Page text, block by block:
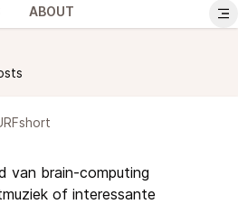
ABOUT
van brain-computing
of interessante